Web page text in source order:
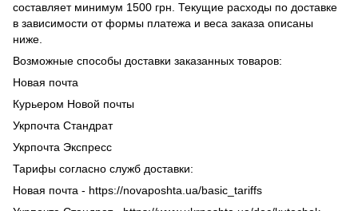
составляет минимум 1500 грн. Текущие расходы по доставке
в зависимости от формы платежа и веса заказа описаны
ниже.
Возможные способы доставки заказанных товаров:
Новая почта
Курьером Новой почты
Укрпочта Стандрат
Укрпочта Экспресс
Тарифы согласно служб доставки:
Новая почта - https://novaposhta.ua/basic_tariffs